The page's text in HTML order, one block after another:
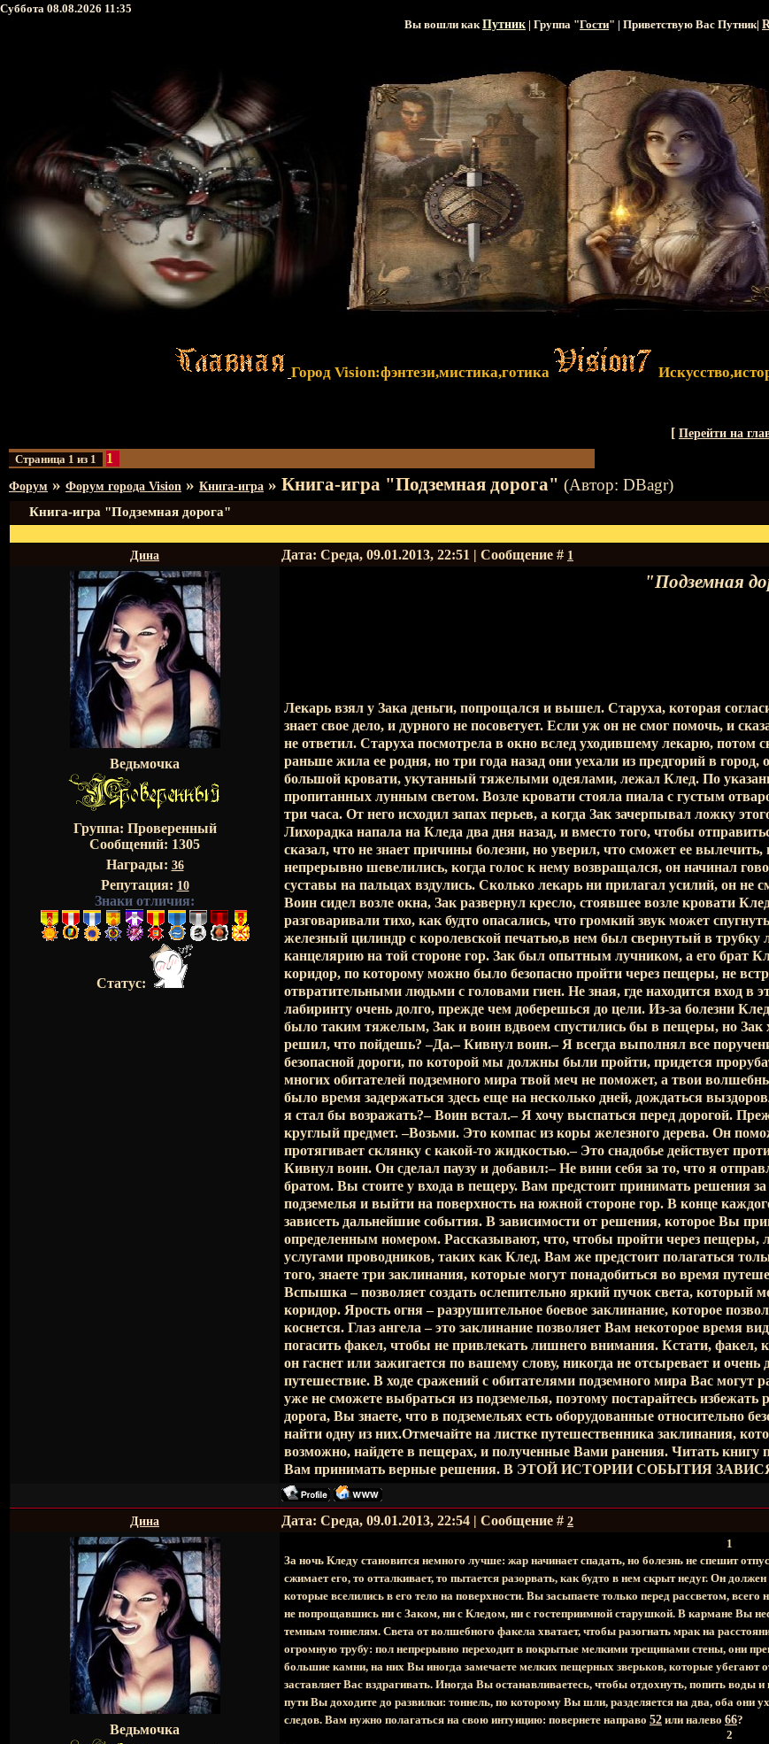
Суббота 08.08.2026 11:35
Вы вошли какПутник | Группа "Гости" | Приветствую Вас Путник|
Город Vision:фэнтези,мистика,готика
[ Перейти на
Страница 1 из 1 1
Форум » Форум города Vision » Книга-игра » Книга-игра "Подземная дорога" (Автор: DBagr)
Книга-игра "Подземная дорога"
Дина Дата: Среда, 09.01.2013, 22:51 | Сообщение # 1
Ведьмочка
Группа: Проверенный
Сообщений: 1305
Награды: 36
Репутация: 10
Знаки отличия:
Статус:
"Подземная
Лекарь взял у Зака деньги, попрощался и вышел. Старуха, которая
знает свое дело, и дурного не посоветует. Если уж он не смог помочь, и
не ответил. Старуха посмотрела в окно вслед уходившему лекарю, потом
раньше жила ее родня, но три года назад они уехали из предгорий в
большой кровати, укутанный тяжелыми одеялами, лежал Клед. По
пропитанных лунным светом. Возле кровати стояла пиала с густым
три часа. От него исходил запах перьев, а когда Зак зачерпывал ложку
Лихорадка напала на Кледа два дня назад, и вместо того, чтобы
сказал, что не знает причины болезни, но уверил, что сможет ее
непрерывно шевелились, когда голос к нему возвращался, он начинал
суставы на пальцах вздулись. Сколько лекарь ни прилагал усилий, он не
Воин сидел возле окна, Зак развернул кресло, стоявшее возле кровати
разговаривали тихо, как будто опасались, что громкий звук может
железный цилиндр с королевской печатью,в нем был свернутый в
канцелярию на той стороне гор. Зак был опытным лучником, а его брат
коридор, по которому можно было безопасно пройти через пещеры, не
отвратительными людьми с головами гиен. Не зная, где находится вход в
лабиринту очень долго, прежде чем доберешься до цели. Из-за болезни
было таким тяжелым, Зак и воин вдвоем спустились бы в пещеры, но Зак
решил, что пойдешь? –Да.– Кивнул воин.– Я всегда выполнял все
безопасной дороги, по которой мы должны были пройти, придется
многих обитателей подземного мира твой меч не поможет, а твои
было время задержаться здесь еще на несколько дней, дождаться
я стал бы возражать?– Воин встал.– Я хочу выспаться перед дорогой.
круглый предмет. –Возьми. Это компас из коры железного дерева. Он
протягивает склянку с какой-то жидкостью.– Это снадобье действует
Кивнул воин. Он сделал паузу и добавил:– Не вини себя за то, что я
братом. Вы стоите у входа в пещеру. Вам предстоит принимать решения
подземелья и выйти на поверхность на южной стороне гор. В конце
зависеть дальнейшие события. В зависимости от решения, которое Вы
определенным номером. Рассказывают, что, чтобы пройти через
услугами проводников, таких как Клед. Вам же предстоит полагаться
того, знаете три заклинания, которые могут понадобиться во время
Вспышка – позволяет создать ослепительно яркий пучок света, который
коридор. Ярость огня – разрушительное боевое заклинание, которое
коснется. Глаз ангела – это заклинание позволяет Вам некоторое время
погасить факел, чтобы не привлекать лишнего внимания. Кстати, факел,
он гаснет или зажигается по вашему слову, никогда не отсыревает и
путешествие. В ходе сражений с обитателями подземного мира Вас
уже не сможете выбраться из подземелья, поэтому постарайтесь
дорога, Вы знаете, что в подземельях есть оборудованные относительно
найти одну из них.Отмечайте на листке путешественника заклинания,
возможно, найдете в пещерах, и полученные Вами ранения. Читать книгу
Вам принимать верные решения. В ЭТОЙ ИСТОРИИ СОБЫТИЯ
Дина Дата: Среда, 09.01.2013, 22:54 | Сообщение # 2
Ведьмочка
1
За ночь Кледу становится немного лучше: жар начинает спадать, но болезнь не спешит
сжимает его, то отталкивает, то пытается разорвать, как будто в нем скрыт недуг. Он
которые вселились в его тело на поверхности. Вы засыпаете только перед рассветом,
не попрощавшись ни с Заком, ни с Кледом, ни с гостеприимной старушкой. В кармане Вы
темным тоннелям. Света от волшебного факела хватает, чтобы разогнать мрак на
огромную трубу: пол непрерывно переходит в покрытые мелкими трещинами стены, они
большие камни, на них Вы иногда замечаете мелких пещерных зверьков, которые
заставляет Вас вздрагивать. Иногда Вы останавливаетесь, чтобы отдохнуть, попить воды
пути Вы доходите до развилки: тоннель, по которому Вы шли, разделяется на два, оба они
следов. Вам нужно полагаться на свою интуицию: повернете направо 52 или налево 66?
2